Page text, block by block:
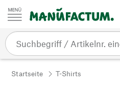
Zum Inhalt springen
Startseite T-Shirts